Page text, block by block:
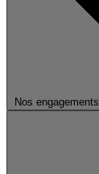
Nos engagements